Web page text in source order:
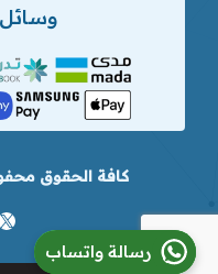
كافة الحقوق
رسالة واتساب